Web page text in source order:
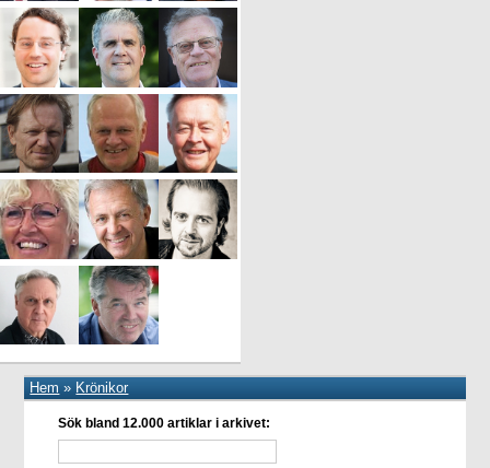
Hem » Krönikor
Sök bland 12.000 artiklar i arkivet: